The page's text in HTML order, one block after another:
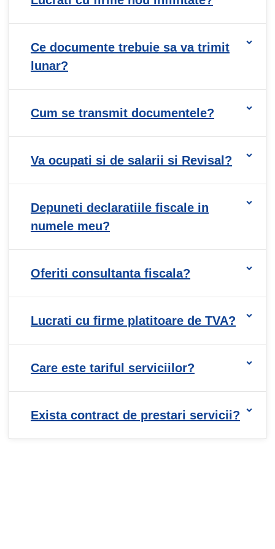
Ce documente trebuie sa va trimit
lunar?
Cum se transmit documentele?
Va ocupati si de salarii si Revisal?
Depuneti declaratiile fiscale in
numele meu?
Oferiti consultanta fiscala?
Lucrati cu firme platitoare de TVA?
Care este tariful serviciilor?
Exista contract de prestari servicii?